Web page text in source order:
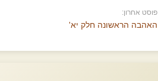
פוסט אחרון:
האהבה הראשונה חלק יא'